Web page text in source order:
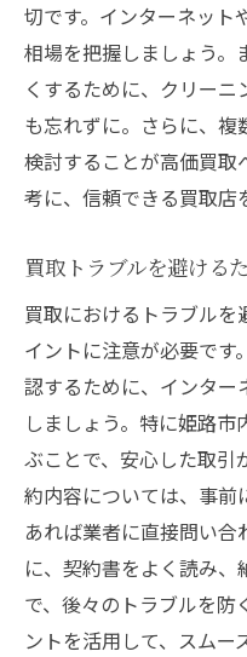
切です。インターネット
相場を把握しましょう。
くするために、クリー
も忘れずに。さらに、
検討することが高価買取
考に、信頼できる買取店
買取トラブルを避ける
買取におけるトラブル
イントに注意が必要です
認するために、インター
しましょう。特に姫路
ぶことで、安心した取引
約内容については、事前
あれば業者に直接問い合
に、契約書をよく読み、
で、後々のトラブルを防
ントを活用して、スムー